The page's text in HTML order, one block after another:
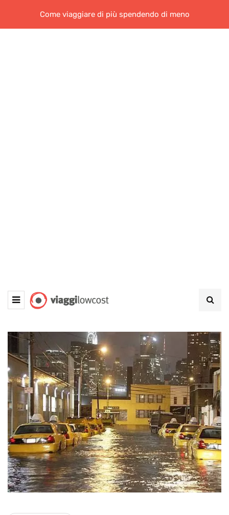
Come viaggiare di più spendendo di meno